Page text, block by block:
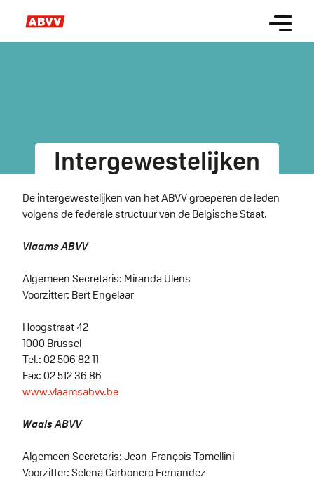
main
Menu
Intergewestelijken
De intergewestelijken van het ABVV groeperen de leden
volgens de federale structuur van de Belgische Staat.
Vlaams ABVV
Algemeen Secretaris: Miranda Ulens
Voorzitter: Bert Engelaar
Hoogstraat 42
1000 Brussel
Tel.: 02 506 82 11
Fax: 02 512 36 86
www.vlaamsabvv.be
Waals ABVV
Algemeen Secretaris: Jean-François Tamellini
Voorzitter: Selena Carbonero Fernandez